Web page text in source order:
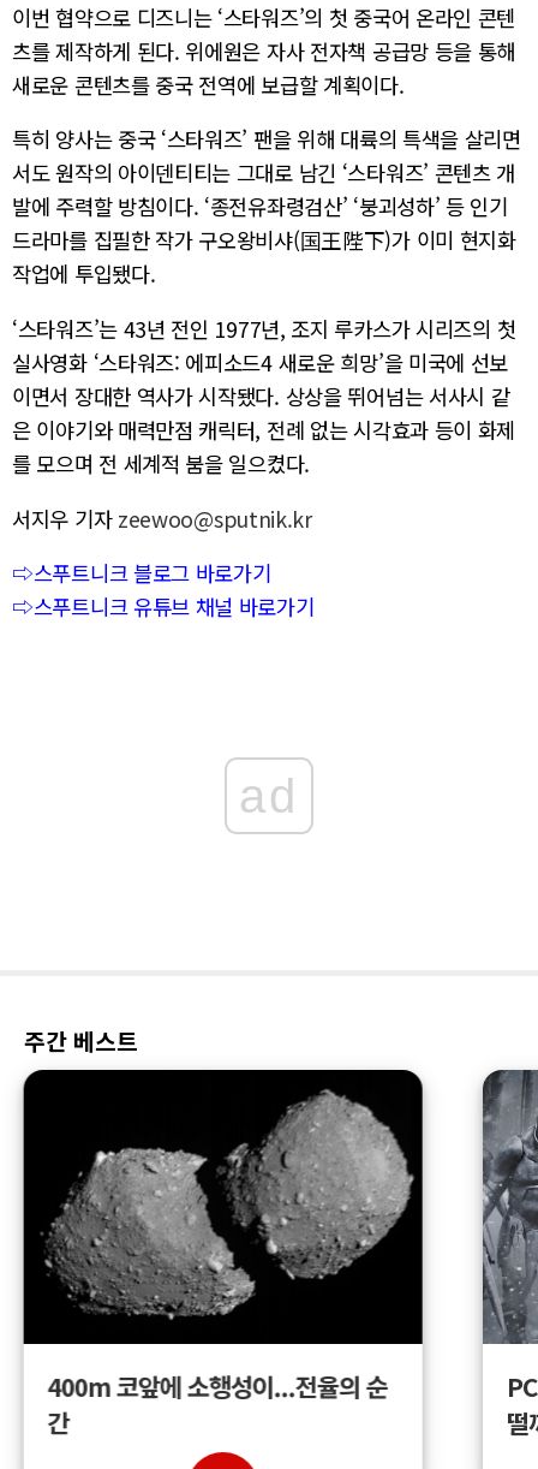
이번 협약으로 디즈니는 ‘스타워즈’의 첫 중국어 온라인 콘텐
츠를 제작하게 된다. 위에원은 자사 전자책 공급망 등을 통해
새로운 콘텐츠를 중국 전역에 보급할 계획이다.
특히 양사는 중국 ‘스타워즈’ 팬을 위해 대륙의 특색을 살리면
서도 원작의 아이덴티티는 그대로 남긴 ‘스타워즈’ 콘텐츠 개
발에 주력할 방침이다. ‘종전유좌령검산’ ‘붕괴성하’ 등 인기
드라마를 집필한 작가 구오왕비샤(国王陛下)가 이미 현지화
작업에 투입됐다.
‘스타워즈’는 43년 전인 1977년, 조지 루카스가 시리즈의 첫
실사영화 ‘스타워즈: 에피소드4 새로운 희망’을 미국에 선보
이면서 장대한 역사가 시작됐다. 상상을 뛰어넘는 서사시 같
은 이야기와 매력만점 캐릭터, 전례 없는 시각효과 등이 화제
를 모으며 전 세계적 붐을 일으켰다.
서지우 기자 zeewoo@sputnik.kr
⇨스푸트니크 블로그 바로가기
⇨스푸트니크 유튜브 채널 바로가기
ad
주간 베스트
400m 코앞에 소행성이...전율의 순
간
떨